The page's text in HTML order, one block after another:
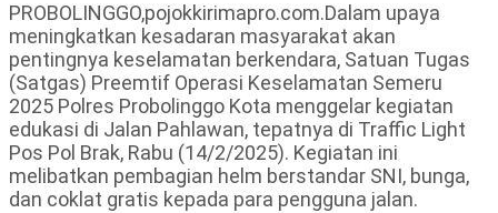
PROBOLINGGO,pojokkirimapro.com.Dalam upaya
meningkatkan kesadaran masyarakat akan
pentingnya keselamatan berkendara, Satuan Tugas
(Satgas) Preemtif Operasi Keselamatan Semeru
2025 Polres Probolinggo Kota menggelar kegiatan
edukasi di Jalan Pahlawan, tepatnya di Traffic Light
Pos Pol Brak, Rabu (14/2/2025). Kegiatan ini
melibatkan pembagian helm berstandar SNI, bunga,
dan coklat gratis kepada para pengguna jalan.